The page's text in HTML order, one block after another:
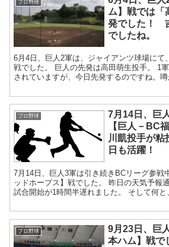
プロ野球
ム】戦では「
発でした！
でしたね。
6月4日、巨人2軍は、ジャイアンツ球場にて
戦でした。 巨人の先発は高田萌生投手。 1
されていますが、今日先発するのですね。
プロ野球
7月14日、巨
【巨人－BC
川凱投手が粘
日も活躍！
7月14日、巨人3軍は引き続きBCリーグ参戦
ッドホープス】戦でした。 昨日の天気予報
試合開始が1時間半遅れました。 そして何と
プロ野球
9月23日、巨
本ハム】戦で